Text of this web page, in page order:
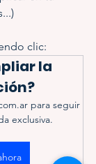
clic:
la
para seguir
exclusiva.